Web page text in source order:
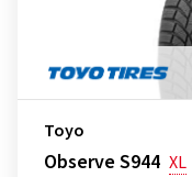
Toyo
Observe S944 XL